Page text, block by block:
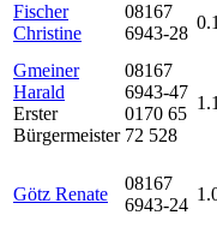
Fischer
Christine
08167
6943-28
Gmeiner
Harald
Erster
Bürgermeister
08167
6943-47
0170 65
72 528
Götz Renate
08167
6943-24